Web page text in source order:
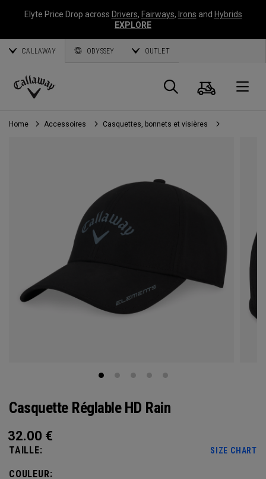
Elyte Price Drop across Drivers, Fairways, Irons and Hybrids
EXPLORE
CALLAWAY ODYSSEY OUTLET
Callaway
Golf
Panier
Home Accessoires Casquettes, bonnets et visières
Casquette Réglable HD Rain
32.00 €
TAILLE: SIZE CHART
COULEUR: